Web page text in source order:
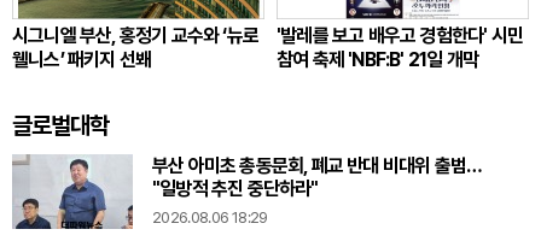
시그니엘 부산, 홍정기 교수와 ‘뉴로
웰니스’ 패키지 선봬
'발레를 보고 배우고 경험한다' 시민
참여 축제 'NBF:B' 21일 개막
글로벌대학
부산 아미초 총동문회, 폐교 반대 비대위 출범…
"일방적 추진 중단하라"
2026.08.06 18:29